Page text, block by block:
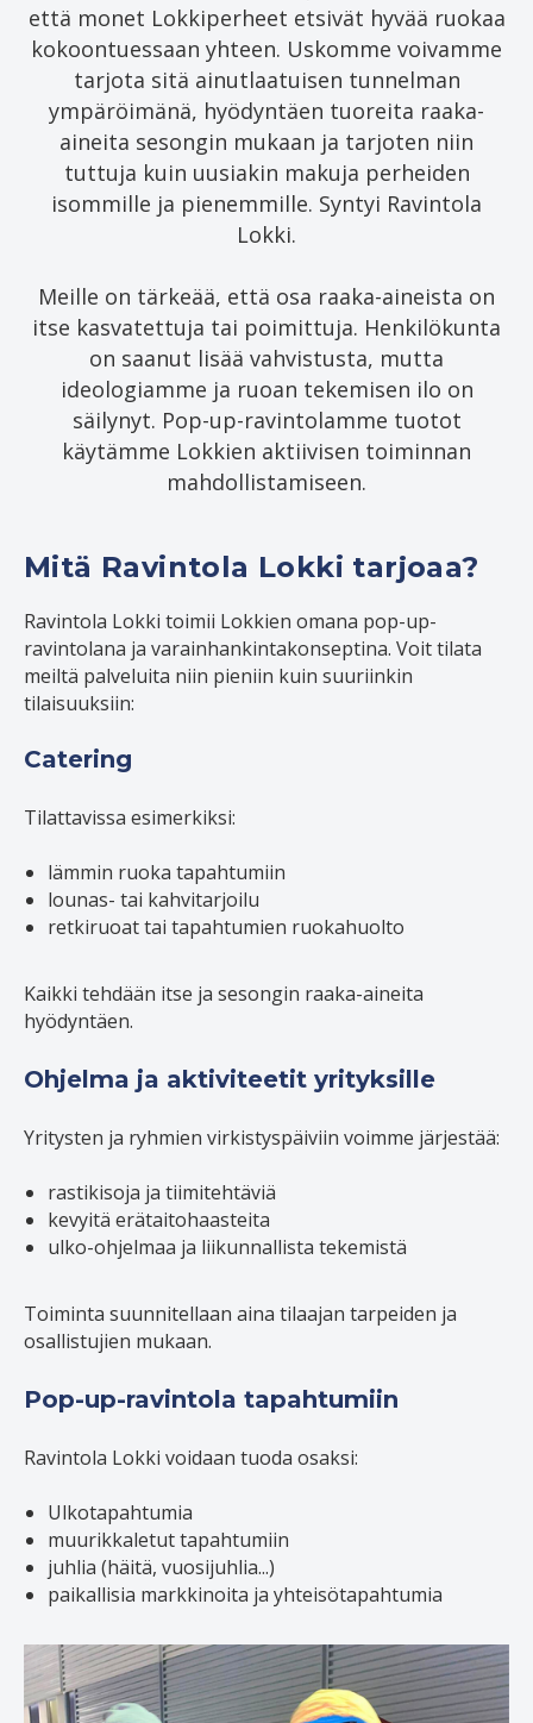
että monet Lokkiperheet etsivät hyvää ruokaa
kokoontuessaan yhteen. Uskomme voivamme
tarjota sitä ainutlaatuisen tunnelman
ympäröimänä, hyödyntäen tuoreita raaka-
aineita sesongin mukaan ja tarjoten niin
tuttuja kuin uusiakin makuja perheiden
isommille ja pienemmille. Syntyi Ravintola
Lokki.
Meille on tärkeää, että osa raaka-aineista on
itse kasvatettuja tai poimittuja. Henkilökunta
on saanut lisää vahvistusta, mutta
ideologiamme ja ruoan tekemisen ilo on
säilynyt. Pop-up-ravintolamme tuotot
käytämme Lokkien aktiivisen toiminnan
mahdollistamiseen.
Mitä Ravintola Lokki tarjoaa?
Ravintola Lokki toimii Lokkien omana pop-up-
ravintolana ja varainhankintakonseptina. Voit tilata
meiltä palveluita niin pieniin kuin suuriinkin
tilaisuuksiin:
Catering
Tilattavissa esimerkiksi:
lämmin ruoka tapahtumiin
lounas- tai kahvitarjoilu
retkiruoat tai tapahtumien ruokahuolto
Kaikki tehdään itse ja sesongin raaka-aineita
hyödyntäen.
Ohjelma ja aktiviteetit yrityksille
Yritysten ja ryhmien virkistyspäiviin voimme järjestää:
rastikisoja ja tiimitehtäviä
kevyitä erätaitohaasteita
ulko-ohjelmaa ja liikunnallista tekemistä
Toiminta suunnitellaan aina tilaajan tarpeiden ja
osallistujien mukaan.
Pop-up-ravintola tapahtumiin
Ravintola Lokki voidaan tuoda osaksi:
Ulkotapahtumia
muurikkaletut tapahtumiin
juhlia (häitä, vuosijuhlia...)
paikallisia markkinoita ja yhteisötapahtumia